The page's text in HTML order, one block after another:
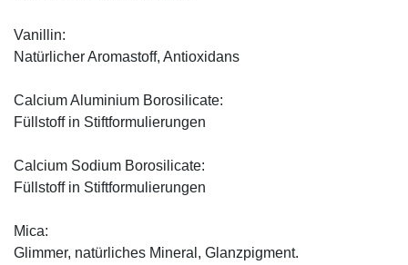
Vanillin:
Natürlicher Aromastoff, Antioxidans
Calcium Aluminium Borosilicate:
Füllstoff in Stiftformulierungen
Calcium Sodium Borosilicate:
Füllstoff in Stiftformulierungen
Mica:
Glimmer, natürliches Mineral, Glanzpigment.